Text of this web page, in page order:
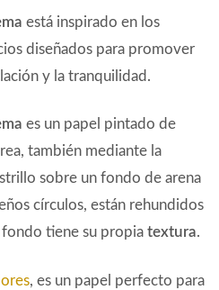
está inspirado en los
diseñados para promover
y la tranquilidad.
es un papel pintado de
también mediante la
sobre un fondo de arena
círculos, están rehundidos
tiene su propia textura.
, es un papel perfecto para